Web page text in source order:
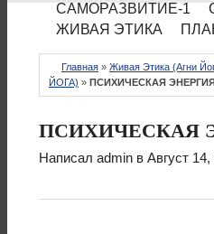
САМОРАЗВИТИЕ-1
ЖИВАЯ ЭТИКА
Главная » Живая Этика (Агни
ЙОГА) » ПСИХИЧЕСКАЯ
ПСИХИЧЕСКАЯ
Написал admin в Август